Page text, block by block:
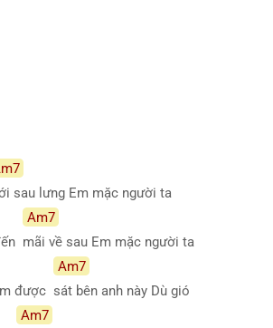
sau lưng Em mặc người ta
Am7
mãi về sau Em mặc người ta
được
Am7
sát bên anh này Dù gió
Am7